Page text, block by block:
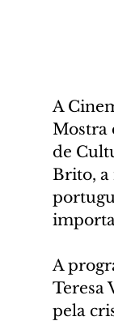
A
Mostra
de
Brito, a
A
Teresa
pela